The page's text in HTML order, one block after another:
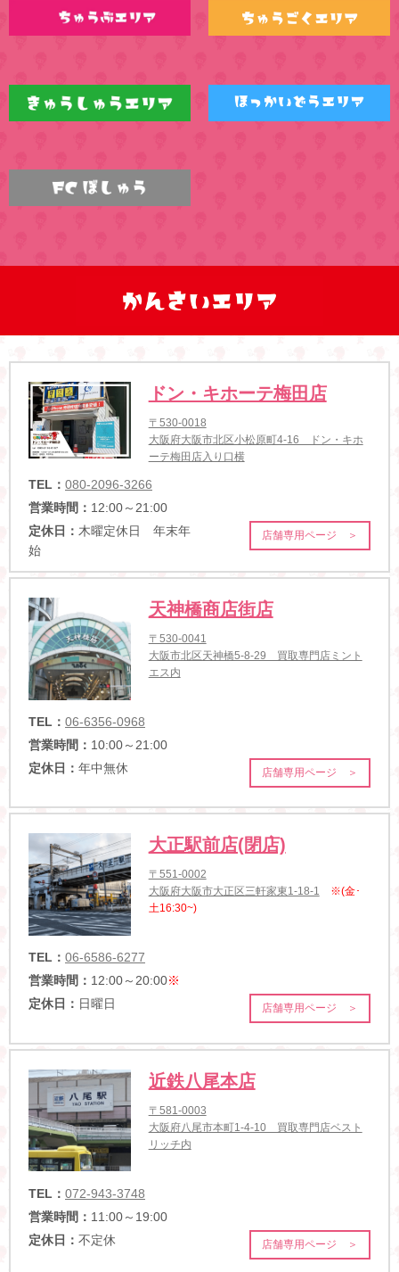
ドン・キホーテ梅田店
〒530-0018
大阪府大阪市北区小松原町4-16 ドン・キホ
ーテ梅田店入り口横
TEL： 080-2096-3266
営業時間： 12:00～21:00
定休日： 木曜定休日 年末年
始
店舗専用ページ ＞
天神橋商店街店
〒530-0041
大阪市北区天神橋5-8-29 買取専門店ミント
エス内
TEL： 06-6356-0968
営業時間： 10:00～21:00
定休日： 年中無休 店舗専用ページ ＞
大正駅前店(閉店)
〒551-0002
大阪府大阪市大正区三軒家東1-18-1
※(金･
土16:30~)
TEL： 06-6586-6277
営業時間： 12:00～20:00※
定休日： 日曜日 店舗専用ページ ＞
近鉄八尾本店
〒581-0003
大阪府八尾市本町1-4-10 買取専門店ベスト
リッチ内
TEL： 072-943-3748
営業時間： 11:00～19:00
定休日： 不定休 店舗専用ページ ＞